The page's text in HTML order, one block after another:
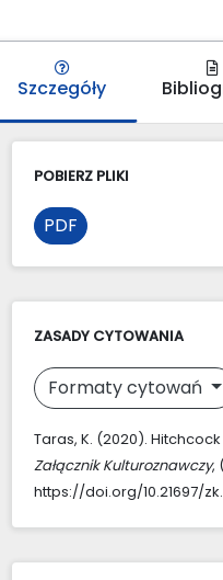
Szczegóły
POBIERZ PLIKI
PDF
ZASADY CYTOWANIA
Formaty cytowań
Taras, K. (2020).
Załącznik Kulturoznawczy,
https://doi.org/10.21697/